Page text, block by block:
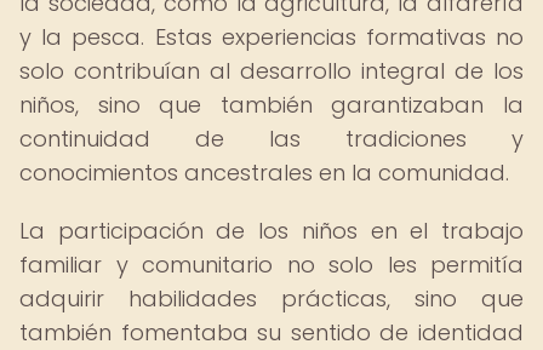
y la pesca. Estas experiencias formativas no
solo contribuían al desarrollo integral de los
niños, sino que también garantizaban la
continuidad de las tradiciones y
conocimientos ancestrales en la comunidad.
La participación de los niños en el trabajo
familiar y comunitario no solo les permitía
adquirir habilidades prácticas, sino que
también fomentaba su sentido de identidad